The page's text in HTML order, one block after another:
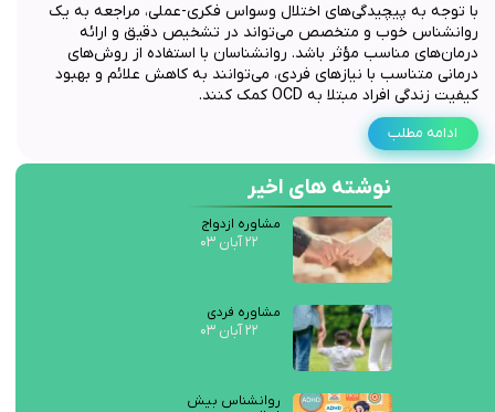
با توجه به پیچیدگی‌های اختلال وسواس فکری-عملی، مراجعه به یک
روانشناس خوب و متخصص می‌تواند در تشخیص دقیق و ارائه
درمان‌های مناسب مؤثر باشد. روانشناسان با استفاده از روش‌های
درمانی متناسب با نیازهای فردی، می‌توانند به کاهش علائم و بهبود
کیفیت زندگی افراد مبتلا به OCD کمک کنند.
ادامه مطلب
نوشته های اخیر
مشاوره ازدواج
۲۲ آبان ۰۳
مشاوره فردی
۲۲ آبان ۰۳
روانشناس بیش